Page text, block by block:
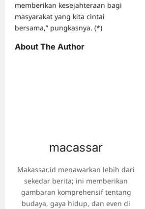
memberikan kesejahteraan bagi
masyarakat yang kita cintai
bersama,” pungkasnya. (*)
About The Author
macassar
Makassar.id menawarkan lebih dari
sekedar berita; ini memberikan
gambaran komprehensif tentang
budaya, gaya hidup, dan even di